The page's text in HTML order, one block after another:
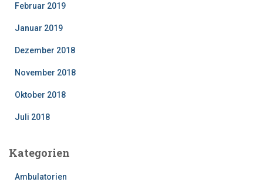
Februar 2019
Januar 2019
Dezember 2018
November 2018
Oktober 2018
Juli 2018
Kategorien
Ambulatorien